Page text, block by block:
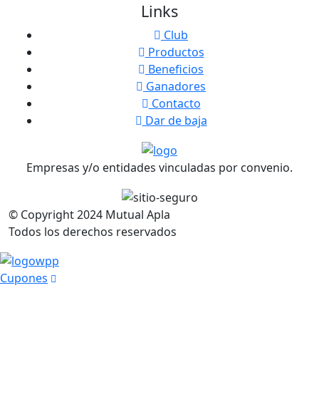
Links
Club
Productos
Beneficios
Ganadores
Contacto
Dar de baja
Empresas y/o entidades vinculadas por convenio.
© Copyright2024 Mutual Apla
Todos los derechos reservados
Cupones